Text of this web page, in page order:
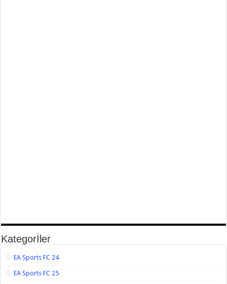
Kategorİler
EA Sports FC 24
EA Sports FC 25